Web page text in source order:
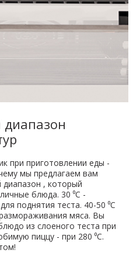
при приготовлении еды -
мы предлагаем вам
, который
блюда. 30 ⁰C -
поднятия теста. 40-50 ⁰C
мяса. Вы
из слоеного теста при
пиццу - при 280 ⁰C.